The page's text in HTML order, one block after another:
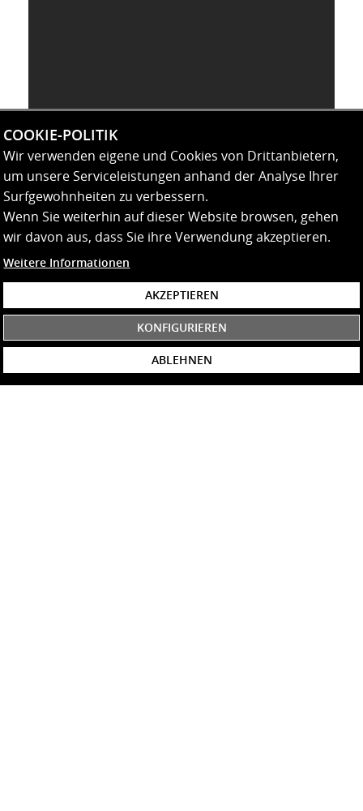
COOKIE-POLITIK
Wir verwenden eigene und Cookies von Drittanbietern,
um unsere Serviceleistungen anhand der Analyse Ihrer
Surfgewohnheiten zu verbessern.
Wenn Sie weiterhin auf dieser Website browsen, gehen
wir davon aus, dass Sie ihre Verwendung akzeptieren.
Weitere Informationen
AKZEPTIEREN
KONFIGURIEREN
ABLEHNEN